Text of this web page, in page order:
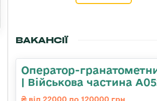
ВАКАНСІЇ
Оператор-
| Військова частина
від 22000 до 120000 грн